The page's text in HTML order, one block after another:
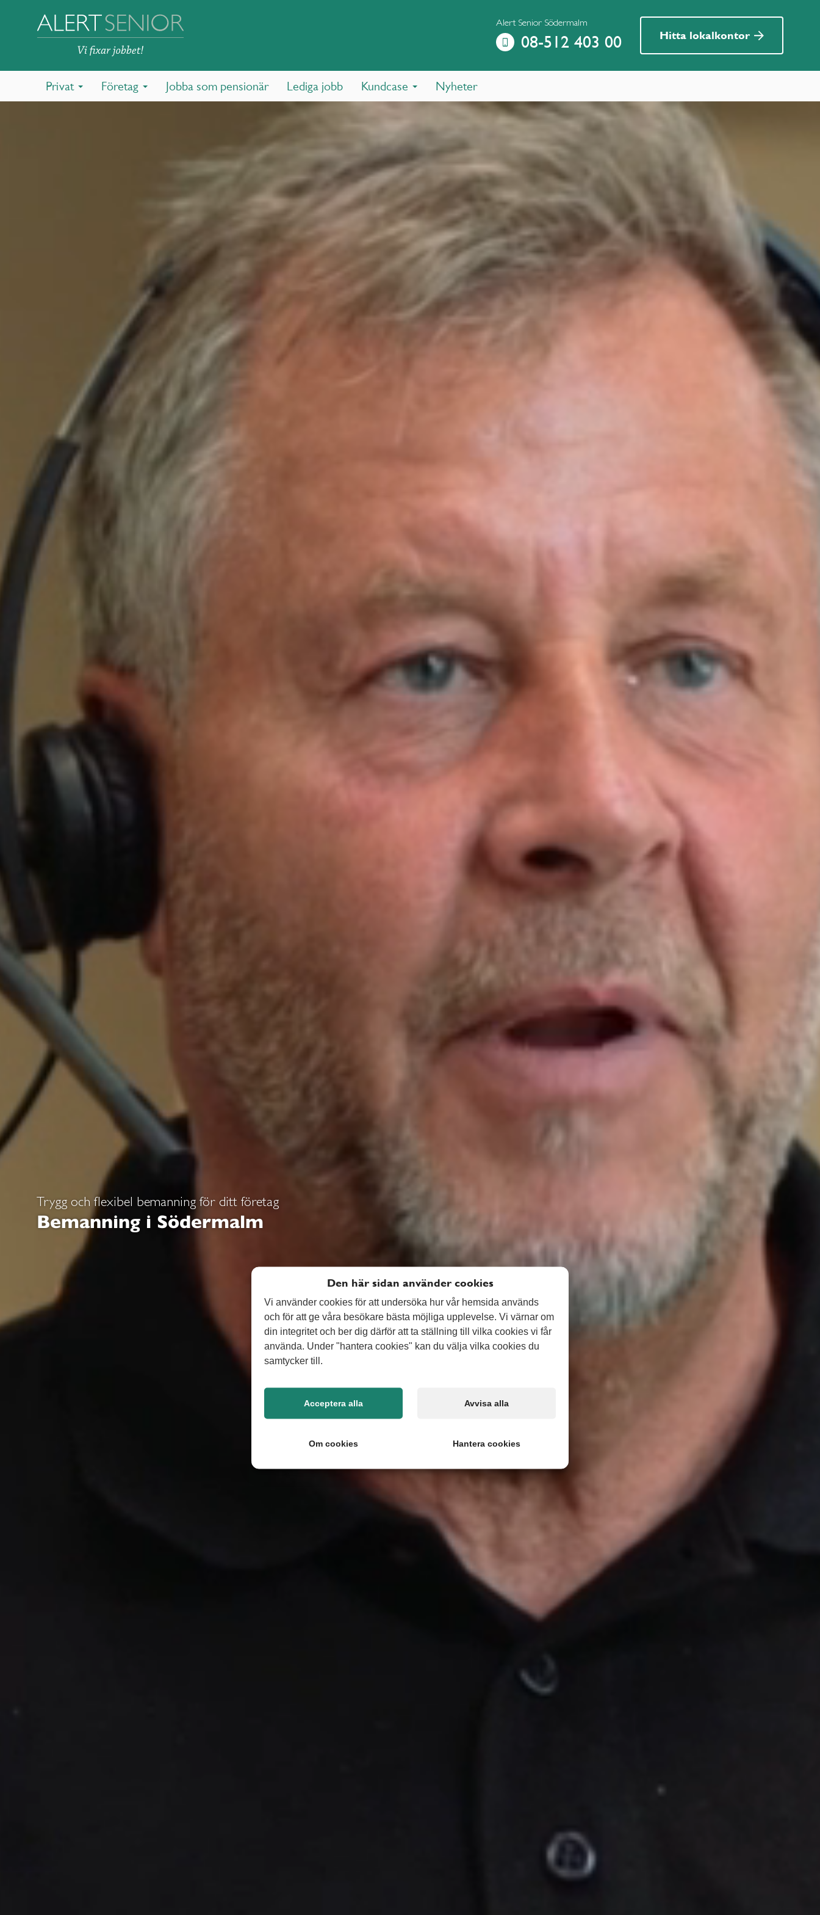
Alert Senior Södermalm
08-512 403 00 Hitta lokalkontor
Privat Företag Jobba som pensionär Lediga jobb Kundcase Nyheter
Trygg och flexibel bemanning för ditt företag
Bemanning i Södermalm
Den här sidan använder cookies
Vi använder cookies för att undersöka hur vår hemsida används
och för att ge våra besökare bästa möjliga upplevelse. Vi värnar om
din integritet och ber dig därför att ta ställning till vilka cookies vi får
använda. Under "hantera cookies" kan du välja vilka cookies du
samtycker till.
Acceptera alla Avvisa alla
Om cookies Hantera cookies